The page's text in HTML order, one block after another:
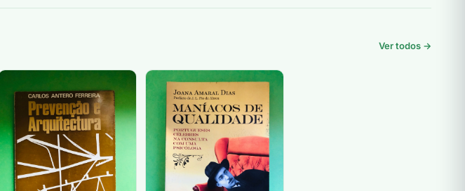
Ver todos →